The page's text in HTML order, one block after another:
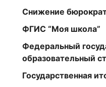
Снижение
ФГИС “Моя школа”
Федеральный
образовательный
Государственная